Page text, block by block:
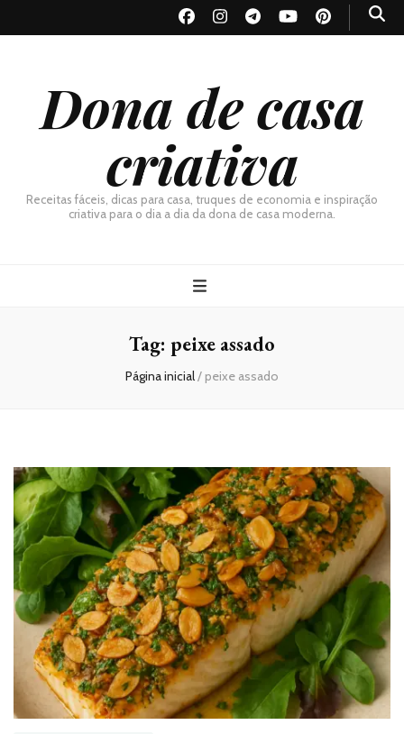
Dona de casa
criativa
Receitas fáceis, dicas para casa, truques de economia e inspiração
criativa para o dia a dia da dona de casa moderna.
Tag: peixe assado
Página inicial/ peixe assado